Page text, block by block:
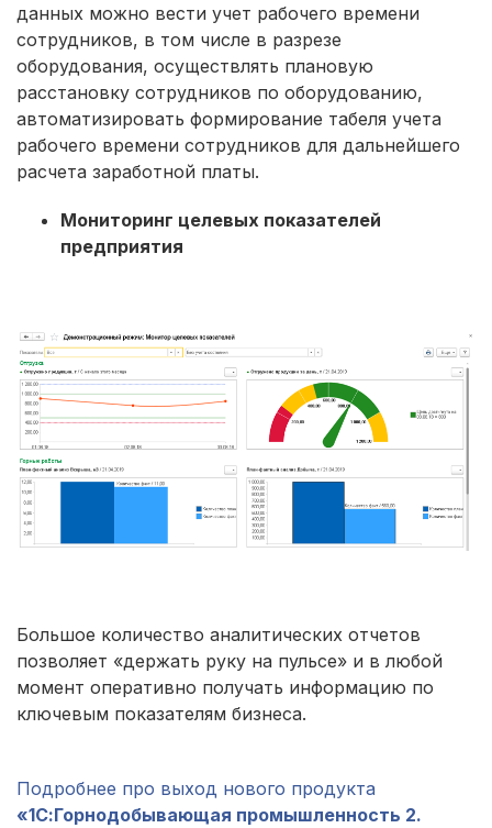
данных можно вести учет рабочего времени
сотрудников, в том числе в разрезе
оборудования, осуществлять плановую
расстановку сотрудников по оборудованию,
автоматизировать формирование табеля учета
рабочего времени сотрудников для дальнейшего
расчета заработной платы.
Мониторинг целевых показателей
предприятия
Большое количество аналитических отчетов
позволяет «держать руку на пульсе» и в любой
момент оперативно получать информацию по
ключевым показателям бизнеса.
Подробнее про выход нового продукта
«1С:Горнодобывающая промышленность 2.